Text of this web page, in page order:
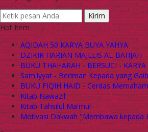
Kirim
Hot Item
AQIDAH 50 KARYA BUYA YAHYA
DZIKIR HARIAN MAJELIS AL-BAHJAH
BUKU THAHARAH - BERSUCI -
Sam'iyyat - Beriman Kepada yang Gaib
BUKU FIQIH HAID - Cerdas
Kitab Nawazil
Kitab Tahsilul Ma'mul
Motivasi Dakwah "Membawa kepada